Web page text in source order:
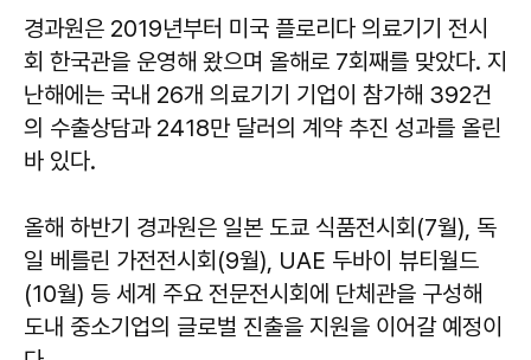
경과원은 2019년부터 미국 플로리다 의료기기 전시
회 한국관을 운영해 왔으며 올해로 7회째를 맞았다. 지
난해에는 국내 26개 의료기기 기업이 참가해 392건
의 수출상담과 2418만 달러의 계약 추진 성과를 올린
바 있다.
올해 하반기 경과원은 일본 도쿄 식품전시회(7월), 독
일 베를린 가전전시회(9월), UAE 두바이 뷰티월드
(10월) 등 세계 주요 전문전시회에 단체관을 구성해
도내 중소기업의 글로벌 진출을 지원을 이어갈 예정이